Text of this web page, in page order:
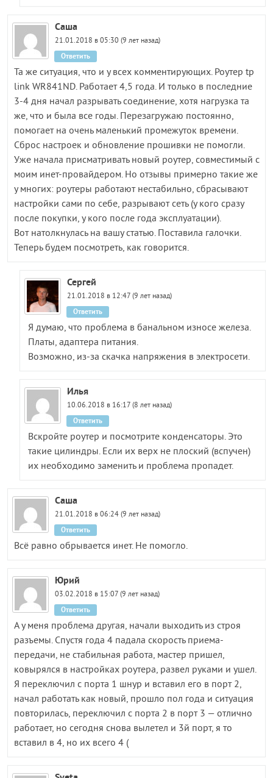
Саша
21.01.2018 в 05:30 (9 лет назад)
Та же ситуация, что и у всех комментирующих. Роутер tp
link WR841ND. Работает 4,5 года. И только в последние
3-4 дня начал разрывать соединение, хотя нагрузка та
же, что и была все годы. Перезагружаю постоянно,
помогает на очень маленький промежуток времени.
Сброс настроек и обновление прошивки не помогли.
Уже начала присматривать новый роутер, совместимый с
моим инет-провайдером. Но отзывы примерно такие же
у многих: роутеры работают нестабильно, сбрасывают
настройки сами по себе, разрывают сеть (у кого сразу
после покупки, у кого после года эксплуатации).
Вот натолкнулась на вашу статью. Поставила галочки.
Теперь будем посмотреть, как говорится.
Ответить
Сергей
21.01.2018 в 12:47 (9 лет назад)
Я думаю, что проблема в банальном износе железа.
Платы, адаптера питания.
Возможно, из-за скачка напряжения в электросети.
Ответить
Илья
10.06.2018 в 16:17 (8 лет назад)
Вскройте роутер и посмотрите конденсаторы. Это
такие цилиндры. Если их верх не плоский (вспучен)
их необходимо заменить и проблема пропадет.
Ответить
Саша
21.01.2018 в 06:24 (9 лет назад)
Всё равно обрывается инет. Не помогло.
Ответить
Юрий
03.02.2018 в 15:07 (9 лет назад)
А у меня проблема другая, начали выходить из строя
разъемы. Спустя года 4 падала скорость приема-
передачи, не стабильная работа, мастер пришел,
ковырялся в настройках роутера, развел руками и ушел.
Я переключил с порта 1 шнур и вставил его в порт 2,
начал работать как новый, прошло пол года и ситуация
повторилась, переключил с порта 2 в порт 3 — отлично
работает, но сегодня снова вылетел и 3й порт, я то
вставил в 4, но их всего 4 (
Ответить